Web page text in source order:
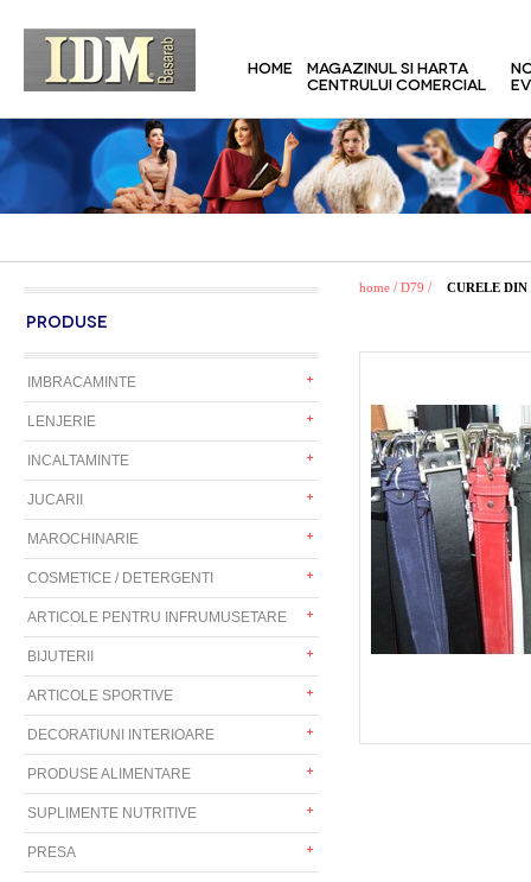
HOME
MAGAZINUL SI HARTA
CENTRULUI COMERCIAL
PRODUSE
IMBRACAMINTE
LENJERIE
INCALTAMINTE
JUCARII
MAROCHINARIE
COSMETICE / DETERGENTI
ARTICOLE PENTRU INFRUMUSETARE
BIJUTERII
ARTICOLE SPORTIVE
DECORATIUNI INTERIOARE
PRODUSE ALIMENTARE
SUPLIMENTE NUTRITIVE
PRESA
home / D79 / CURELE DIN